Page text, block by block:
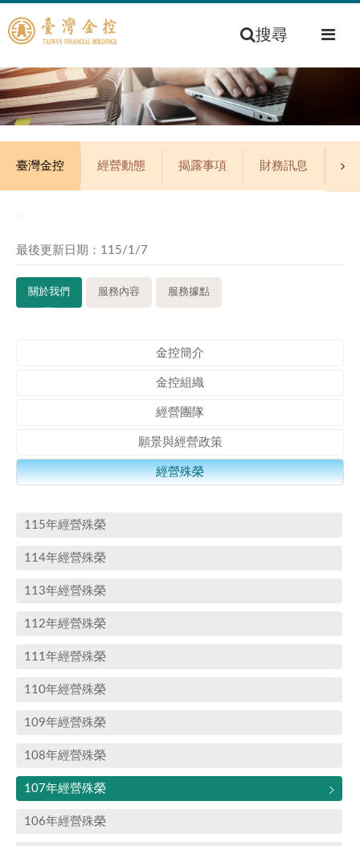
搜尋
臺灣金控 經營動態 揭露事項 財務訊息 公
最後更新日期：115/1/7
關於我們 服務內容 服務據點
金控簡介
金控組織
經營團隊
願景與經營政策
經營殊榮
115年經營殊榮
114年經營殊榮
113年經營殊榮
112年經營殊榮
111年經營殊榮
110年經營殊榮
109年經營殊榮
108年經營殊榮
107年經營殊榮
106年經營殊榮